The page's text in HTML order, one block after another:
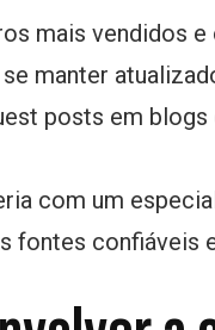
mais vendidos
manter
posts em blogs
com um
fontes confiáveis